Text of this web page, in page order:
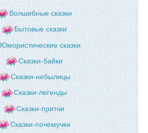
Волшебные сказки
Бытовые сказки
Юмористические сказки
Сказки-байки
Сказки-небылицы
Сказки-легенды
Сказки-притчи
Сказки-почемучки